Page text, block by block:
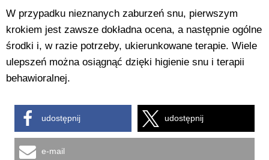
W przypadku nieznanych zaburzeń snu, pierwszym
krokiem jest zawsze dokładna ocena, a następnie ogólne
środki i, w razie potrzeby, ukierunkowane terapie. Wiele
ulepszeń można osiągnąć dzięki higienie snu i terapii
behawioralnej.
udostępnij udostępnij
e-mail